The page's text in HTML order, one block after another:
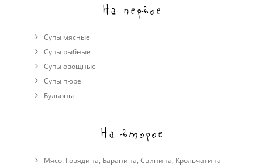
На первое
Супы мясные
Супы рыбные
Супы овощные
Cупы пюре
Бульоны
На второе
Мясо: Говядина, Баранина, Свинина, Крольчатина